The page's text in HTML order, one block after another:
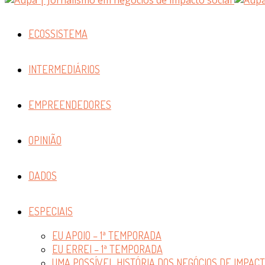
ECOSSISTEMA
INTERMEDIÁRIOS
EMPREENDEDORES
OPINIÃO
DADOS
ESPECIAIS
EU APOIO – 1ª TEMPORADA
EU ERREI – 1ª TEMPORADA